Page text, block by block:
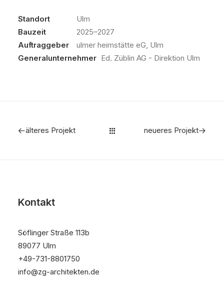
Standort
Ulm
Bauzeit
2025–2027
Auftraggeber
ulmer heimstätte eG, Ulm
Generalunternehmer Ed. Züblin AG - Direktion Ulm
älteres Projekt neueres Projekt
Kontakt
Söflinger Straße 113b
89077 Ulm
+49-731-8801750
info@zg-architekten.de